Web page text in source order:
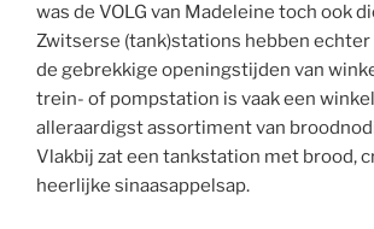
was de VOLG van Madeleine toch ook
Zwitserse (tank)stations hebben
de gebrekkige openingstijden van
trein- of pompstation is vaak een
alleraardigst assortiment van
Vlakbij zat een tankstation met brood,
heerlijke sinaasappelsap.